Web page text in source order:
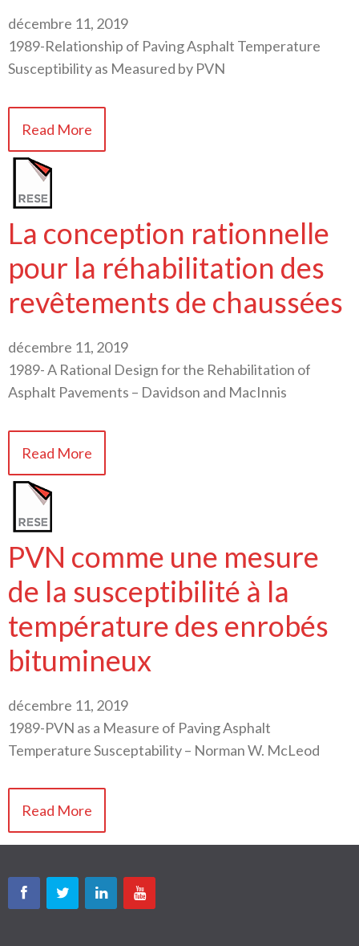
décembre 11, 2019
1989-Relationship of Paving Asphalt Temperature
Susceptibility as Measured by PVN
Read More
La conception rationnelle
pour la réhabilitation des
revêtements de chaussées
décembre 11, 2019
1989- A Rational Design for the Rehabilitation of
Asphalt Pavements – Davidson and MacInnis
Read More
PVN comme une mesure
de la susceptibilité à la
température des enrobés
bitumineux
décembre 11, 2019
1989-PVN as a Measure of Paving Asphalt
Temperature Susceptability – Norman W. McLeod
Read More